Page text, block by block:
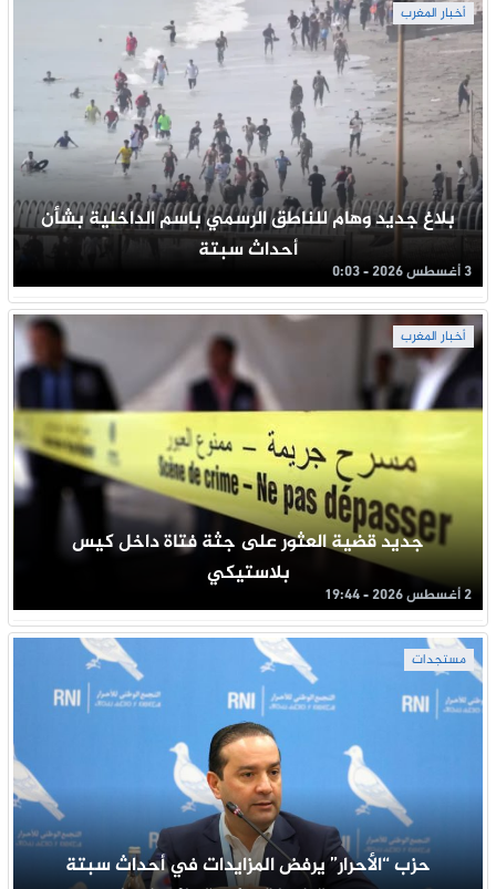
أخبار المغرب
بلاغ جديد وهام للناطق الرسمي باسم الداخلية بشأن
أحداث سبتة
3 أغسطس 2026 - 0:03
أخبار المغرب
جديد قضية العثور على جثة فتاة داخل كيس
بلاستيكي
2 أغسطس 2026 - 19:44
مستجدات
حزب “الأحرار” يرفض المزايدات في أحداث سبتة